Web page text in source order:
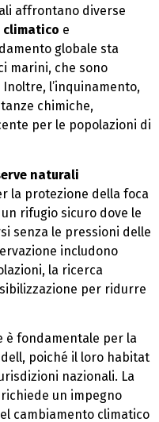
affrontano diverse
climatico e
globale sta
marini, che sono
l’inquinamento,
chimiche,
per le popolazioni di
naturali
la protezione della foca
rifugio sicuro dove le
senza le pressioni delle
includono
la ricerca
per ridurre
è fondamentale per la
poiché il loro habitat
nazionali. La
un impegno
cambiamento climatico